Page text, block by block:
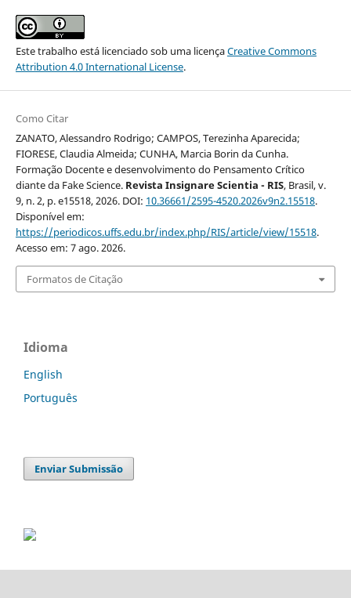
Este trabalho está licenciado sob uma licençaCreative Commons
Attribution 4.0 International License.
Como Citar
ZANATO, Alessandro Rodrigo; CAMPOS, Terezinha Aparecida;
FIORESE, Claudia Almeida; CUNHA, Marcia Borin da Cunha.
Formação Docente e desenvolvimento do Pensamento Crítico
diante da Fake Science. Revista Insignare Scientia - RIS, Brasil, v.
9, n. 2, p. e15518, 2026. DOI: 10.36661/2595-4520.2026v9n2.15518.
Disponível em:
https://periodicos.uffs.edu.br/index.php/RIS/article/view/15518.
Acesso em: 7 ago. 2026.
Formatos de Citação
Idioma
English
Português
Enviar Submissão